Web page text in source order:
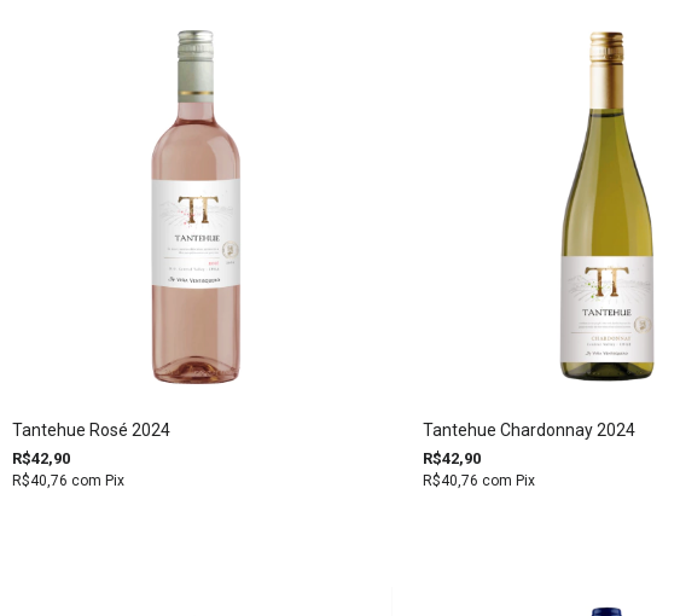
Tantehue Rosé 2024
R$42,90
R$40,76 com Pix
Tantehue Chardonnay 2024
R$42,90
R$40,76 com Pix